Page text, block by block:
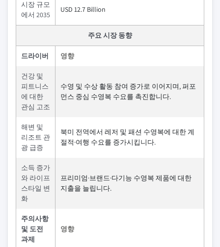
시장 규모
에서 2035
USD 12.7 Billion
주요 시장 동향
드라이버 영향
건강 및
피트니스
에 대한
관심 고조
수영 및 수상 활동 참여 증가로 이어지며, 퍼포
먼스 중심 수영복 수요를 촉진합니다.
해변 및
리조트 관
광 급증
북미 전역에서 레저 및 패션 수영복에 대한 계
절적·여행 수요를 증가시킵니다.
소득 증가
와 라이프
스타일 변
화
프리미엄·브랜드·다기능 수영복 제품에 대한
지출을 늘립니다.
주의사항
및 도전
과제
영향